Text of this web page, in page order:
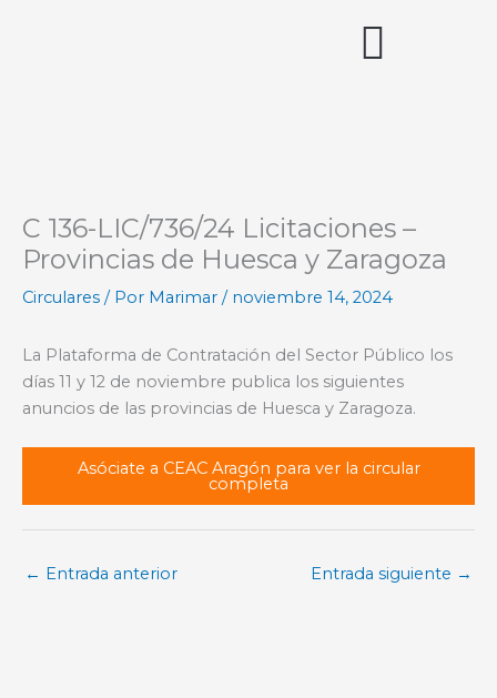
C 136-LIC/736/24 Licitaciones –
Provincias de Huesca y Zaragoza
Circulares / Por Marimar / noviembre 14, 2024
La Plataforma de Contratación del Sector Público los
días 11 y 12 de noviembre publica los siguientes
anuncios de las provincias de Huesca y Zaragoza.
Asóciate a CEAC Aragón para ver la circular
completa
← Entrada anterior Entrada siguiente →